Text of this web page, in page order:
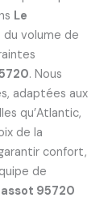
Le
volume de
. Nous
adaptées aux
qu’Atlantic,
de la
confort,
de
95720